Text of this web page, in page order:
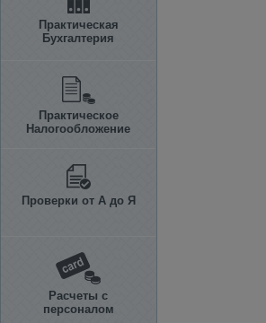
Практическая
Бухгалтерия
Практическое
Налогообложение
Проверки от А до Я
Расчеты с
персоналом